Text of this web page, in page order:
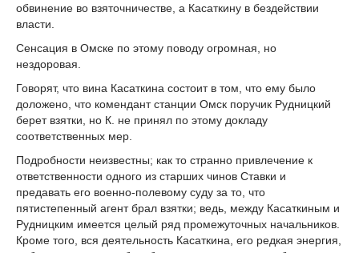
обвинение во взяточничестве, а Касаткину в бездействии
власти.
Сенсация в Омске по этому поводу огромная, но
нездоровая.
Говорят, что вина Касаткина состоит в том, что ему было
доложено, что комендант станции Омск поручик Рудницкий
берет взятки, но К. не принял по этому докладу
соответственных мер.
Подробности неизвестны; как то странно привлечение к
ответственности одного из старших чинов Ставки и
предавать его военно-полевому суду за то, что
пятистепенный агент брал взятки; ведь, между Касаткиным и
Рудницким имеется целый ряд промежуточных начальников.
Кроме того, вся деятельность Касаткина, его редкая энергия,